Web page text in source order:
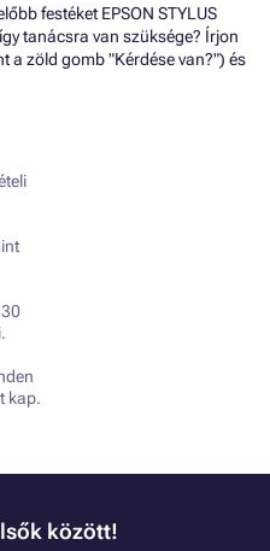
festéket EPSON STYLUS
tanácsra van szüksége? Írjon
a zöld gomb "Kérdése van?") és
kap.
között!